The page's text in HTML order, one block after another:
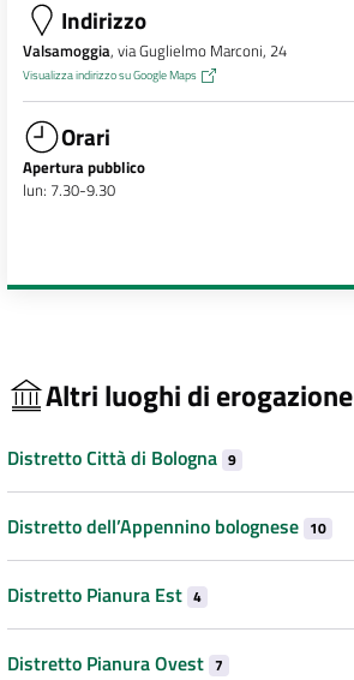
Indirizzo
Valsamoggia, via Guglielmo Marconi, 24
Visualizza indirizzo su Google Maps
Orari
Apertura pubblico
lun: 7.30-9.30
Altri luoghi di erogazione
Distretto Città di Bologna 9
Distretto dell’Appennino bolognese 10
Distretto Pianura Est 4
Distretto Pianura Ovest 7